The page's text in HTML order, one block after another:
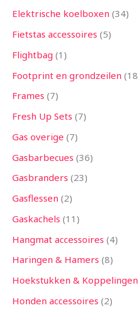
Elektrische koelboxen 34
Fietstas accessoires 5
Flightbag 1
Footprint en grondzeilen 18
Frames 7
Fresh Up Sets 7
Gas overige 7
Gasbarbecues 36
Gasbranders 23
Gasflessen 2
Gaskachels 11
Hangmat accessoires 4
Haringen & Hamers 8
Hoekstukken & Koppelingen
Honden accessoires 2